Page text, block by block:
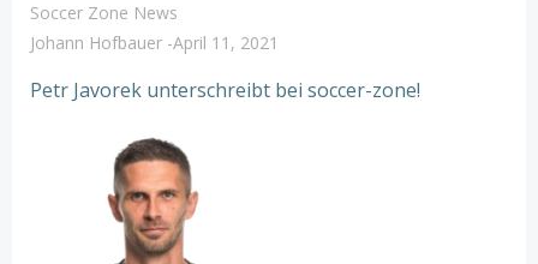
Soccer Zone News
Johann Hofbauer -April 11, 2021
Petr Javorek unterschreibt bei soccer-zone!